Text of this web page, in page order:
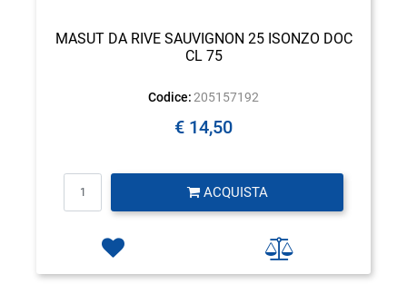
MASUT DA RIVE SAUVIGNON 25 ISONZO DOC
CL 75
Codice: 205157192
€ 14,50
ACQUISTA